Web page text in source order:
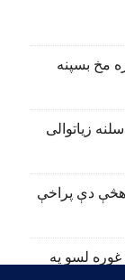
مخ بسپنه
زیاتوالی
هڅې دې پراخې
غوره لسو په